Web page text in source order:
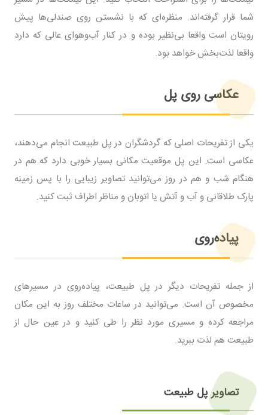
شما قرار گرفته‌اند. منظره‌ای که با نشستن روی صندلی‌ها پیش
رویتان است واقعا بی‌نظیر بوده و در کنار آب‌وهوای عالی که دارد
واقعا لذت‌بخش خواهد بود.
عکاسی روی پل
یکی از تفریحات اصلی که گردشگران در پل طبیعت انجام می‌دهند،
عکاسی است. این پل موقعیت مکانی بسیار خوبی دارد که هم در
هنگام شب و هم در روز می‌توانید تصاویر زیبایی را با پس زمینه
پارک طلاقانی و آب و آتش یا اتوبان و مناظر اطراف ثبت کنید.
پیاده‌روی
از جمله تفریحات دیگر در پل طبیعت، پیاده‌روی در مسیرهای
مخصوص آن است. می‌توانید در ساعات مختلف روز به این مکان
مراجعه کرده و مسیری مورد نظر را طی کنید و در عین حال از
طبیعت هم لذت ببرید.
تصاویر پل طبیعت